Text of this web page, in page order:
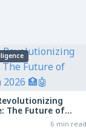
The Future of
2026
6 min read